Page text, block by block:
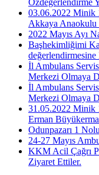
Özdeğerlendirme
03.06.2022 Minik
Akkaya
2022 Mayıs Ayı
Başhekimliğimi
değerlendirmesine
İl Ambulans
Merkezi Olmaya
İl Ambulans
Merkezi Olmaya
31.05.2022 Minik
Erman
Odunpazarı 1
24-27 Mayıs
KKM Acil Çağrı
Ziyaret Ettiler.